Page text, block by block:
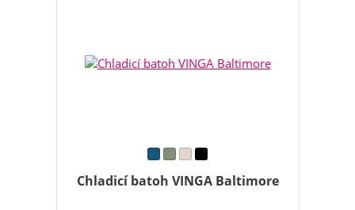
Chladicí batoh VINGA Baltimore